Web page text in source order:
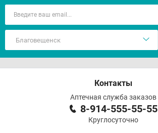
Контакты
Аптечная служба заказов
8-914-555-55-55
Круглосуточно